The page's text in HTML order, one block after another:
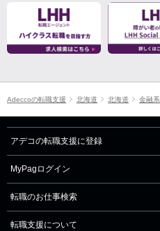
Adeccoの転職支援 北海道 北海道 金融系
アデコの転職支援に登録
MyPagログイン
転職のお仕事検索
転職支援について